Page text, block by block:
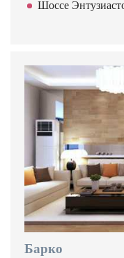
Шоссе
Барко